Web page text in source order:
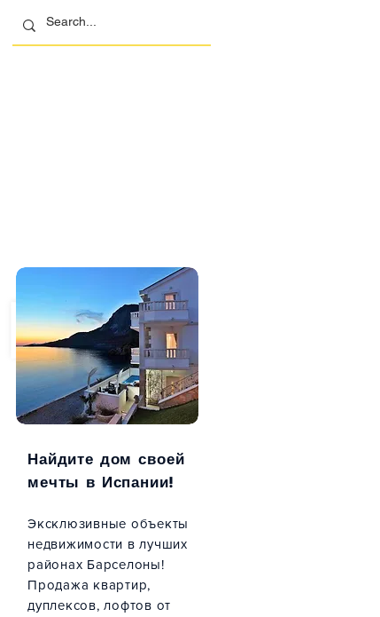
Найдите дом своей
мечты в Испании!
Эксклюзивные объекты
недвижимости в лучших
районах Барселоны!
Продажа квартир,
дуплексов, лофтов от